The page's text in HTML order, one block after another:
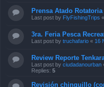
Prensa Atado
Last post by FlyFishingTrips «
3ra. Feria Pesca
Last post by truchafario « 16
Review Reporte
Last post by ciudadanourban
Replies: 5
Revisión chinguillo